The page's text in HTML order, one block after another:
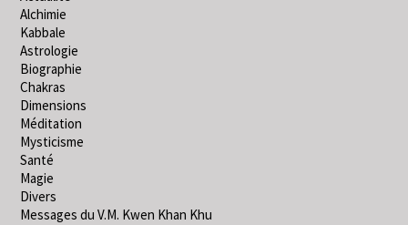
Alchimie
Kabbale
Astrologie
Biographie
Chakras
Dimensions
Méditation
Mysticisme
Santé
Magie
Divers
Messages du V.M. Kwen Khan Khu